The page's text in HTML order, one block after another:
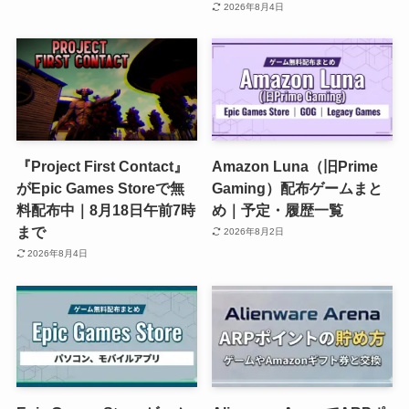
2026年8月4日
『Project First Contact』
がEpic Games Storeで無
料配布中｜8月18日午前7時
まで
2026年8月4日
Amazon Luna（旧Prime
Gaming）配布ゲームまと
め｜予定・履歴一覧
2026年8月2日